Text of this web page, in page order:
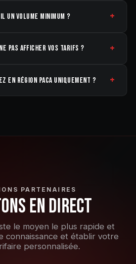
UN VOLUME MINIMUM ? +
PAS AFFICHER VOS TARIFS ? +
EN RÉGION PACA UNIQUEMENT ? +
PARTENAIRES
EN DIRECT
le moyen le plus rapide et
connaissance et établir votre
personnalisée.